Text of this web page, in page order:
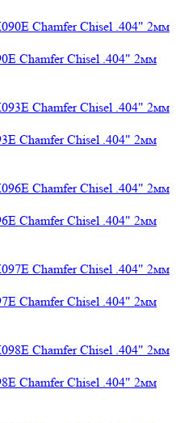
Chamfer Chisel .404" 2мм
Chamfer Chisel .404" 2мм
Chamfer Chisel .404" 2мм
Chamfer Chisel .404" 2мм
Chamfer Chisel .404" 2мм